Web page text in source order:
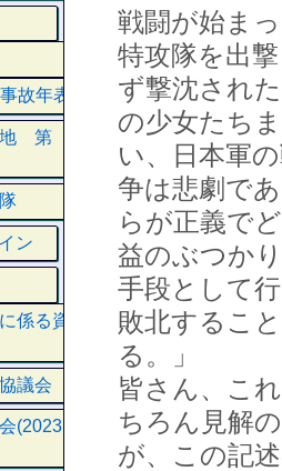
戦闘が始ま
特攻隊を出
ず撃沈され
の少女たち
い、日本軍
争は悲劇で
らが正義で
益のぶつか
手段として
敗北するこ
る。」
皆さん、こ
ちろん見解
が、この記
故年表
地 第
ン
係る資
議会
(2023